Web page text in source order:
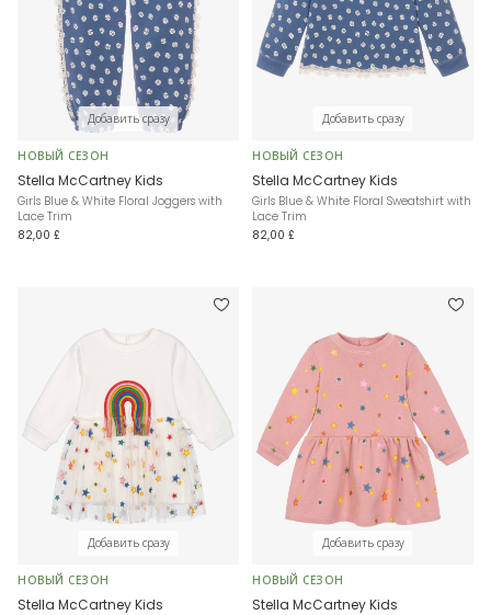
Добавить сразу
НОВЫЙ СЕЗОН
Stella McCartney Kids
Girls Blue & White Floral Joggers with
Lace Trim
82,00 £
Добавить сразу
НОВЫЙ СЕЗОН
Stella McCartney Kids
Girls Blue & White Floral Sweatshirt with
Lace Trim
82,00 £
Добавить сразу
НОВЫЙ СЕЗОН
Stella McCartney Kids
Добавить сразу
НОВЫЙ СЕЗОН
Stella McCartney Kids